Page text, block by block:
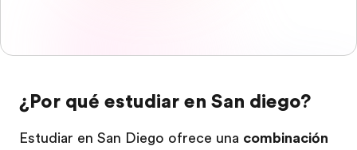
¿Por qué estudiar en San diego?
Estudiar en San Diego ofrece una combinación